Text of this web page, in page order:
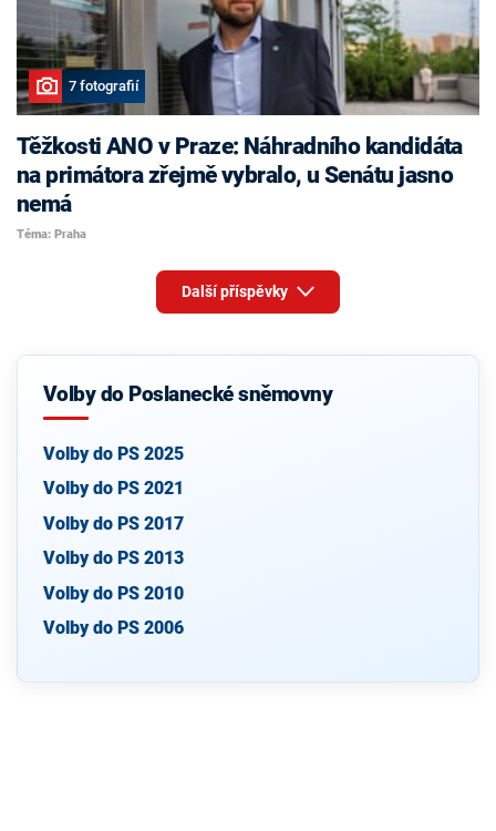
7 fotografií
Těžkosti ANO v Praze: Náhradního kandidáta
na primátora zřejmě vybralo, u Senátu jasno
nemá
Téma: Praha
Další příspěvky
Volby do Poslanecké sněmovny
Volby do PS 2025
Volby do PS 2021
Volby do PS 2017
Volby do PS 2013
Volby do PS 2010
Volby do PS 2006